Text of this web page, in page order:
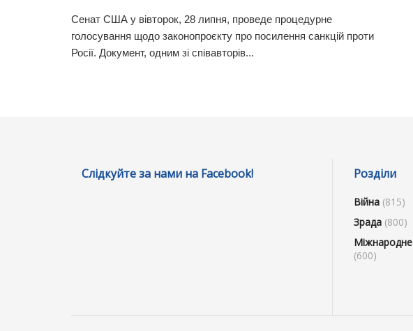
Сенат США у вівторок, 28 липня, проведе процедурне
голосування щодо законопроєкту про посилення санкцій проти
Росії. Документ, одним зі співавторів...
Слідкуйте за нами на Facebook! Розділи
Війна (815)
Зрада (800)
Міжнародне
(600)